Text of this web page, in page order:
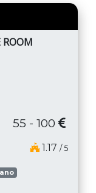
ROOM
55 - 100
1.17 / 5